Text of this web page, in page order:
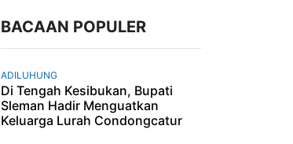
BACAAN POPULER
ADILUHUNG
Di Tengah Kesibukan, Bupati
Sleman Hadir Menguatkan
Keluarga Lurah Condongcatur